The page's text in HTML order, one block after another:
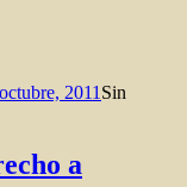
2011 Sin
a